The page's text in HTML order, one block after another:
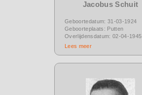
Jacobus Schuit
Geboortedatum: 31-03-1924
Geboorteplaats: Putten
Overlijdensdatum: 02-04-1945
Lees meer